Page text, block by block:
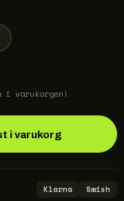
varukorgen!
i varukorg
Klarna
Swish